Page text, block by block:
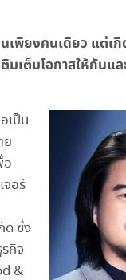
นเพียงคนเดียว แต่
เต็มโอกาสให้กันแ
เป็น
ย
อ
จอร์
ด ซึ่ง
กิจ
&